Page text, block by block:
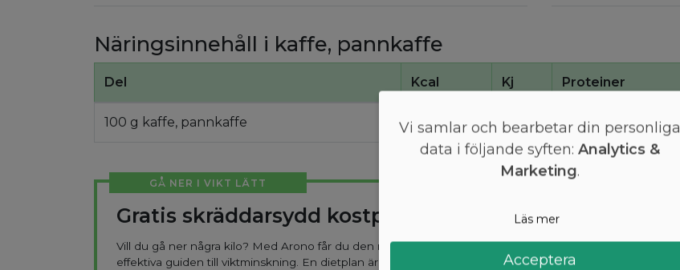
Näringsinnehåll i kaffe, pannkaffe
Del Kcal Kj Proteiner
100 g kaffe, pannkaffe 4 16 0,31
GÅ NER I VIKT LÄTT
Gratis skräddarsydd kostplan
Vill du gå ner några kilo? Med Arono får du den mest
effektiva guiden till viktminskning. En dietplan är
Vi samlar och bearbetar din personliga
data i följande syften: Analytics &
Marketing.
Läs mer
Acceptera